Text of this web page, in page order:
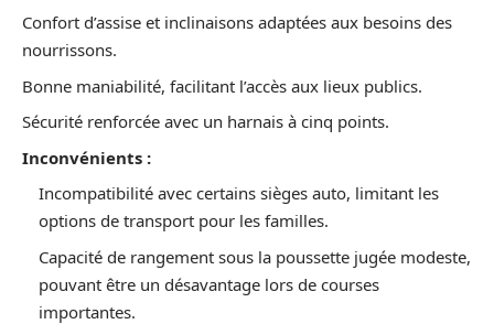
Confort d’assise et inclinaisons adaptées aux besoins des
nourrissons.
Bonne maniabilité, facilitant l’accès aux lieux publics.
Sécurité renforcée avec un harnais à cinq points.
Inconvénients :
Incompatibilité avec certains sièges auto, limitant les
options de transport pour les familles.
Capacité de rangement sous la poussette jugée modeste,
pouvant être un désavantage lors de courses
importantes.